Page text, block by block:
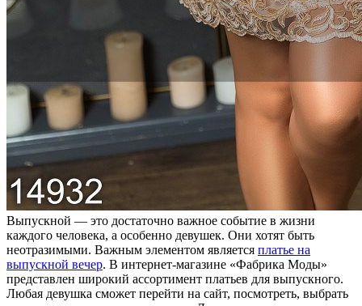
Выпускной — это достаточно важное событие в жизни
каждого человека, а особенно девушек. Они хотят быть
неотразимыми. Важным элементом является платье на
выпускной вечер. В интернет-магазине «Фабрика Моды»
представлен широкий ассортимент платьев для выпускного.
Любая девушка сможет перейти на сайт, посмотреть, выбрать